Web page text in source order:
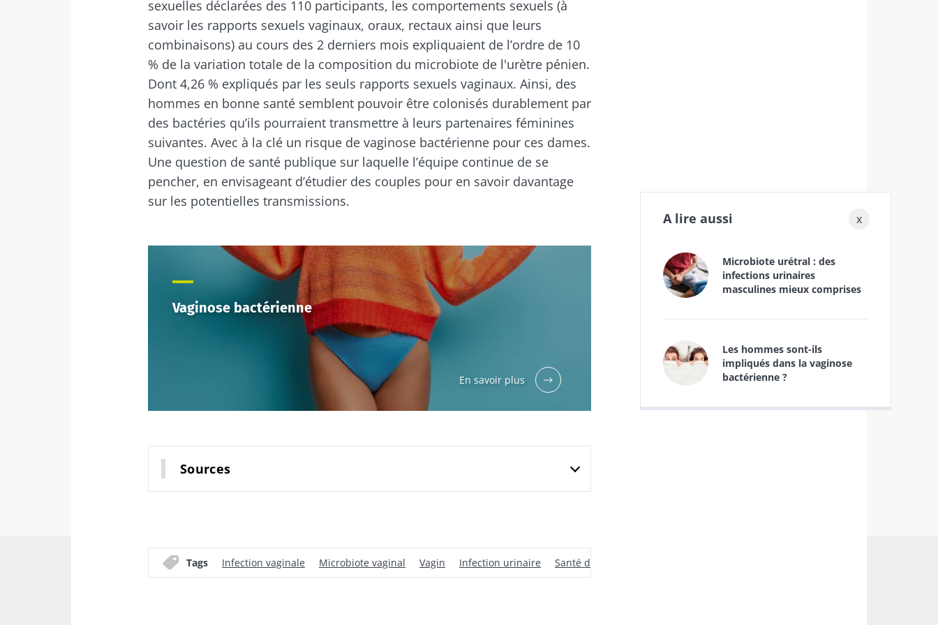
sexuelles déclarées des 110 participants, les comportements sexuels (à
savoir les rapports sexuels vaginaux, oraux, rectaux ainsi que leurs
combinaisons) au cours des 2 derniers mois expliquaient de l’ordre de 10
% de la variation totale de la composition du microbiote de l'urètre pénien.
Dont 4,26 % expliqués par les seuls rapports sexuels vaginaux. Ainsi, des
hommes en bonne santé semblent pouvoir être colonisés durablement par
des bactéries qu’ils pourraient transmettre à leurs partenaires féminines
suivantes. Avec à la clé un risque de vaginose bactérienne pour ces dames.
Une question de santé publique sur laquelle l’équipe continue de se
pencher, en envisageant d’étudier des couples pour en savoir davantage
sur les potentielles transmissions.
Vaginose bactérienne
En savoir plus
Sources
Tags Infection vaginale Microbiote vaginal Vagin Infection urinaire Santé des femmes
x
A lire aussi
Microbiote urétral : des
infections urinaires
masculines mieux comprises
Les hommes sont-ils
impliqués dans la vaginose
bactérienne ?